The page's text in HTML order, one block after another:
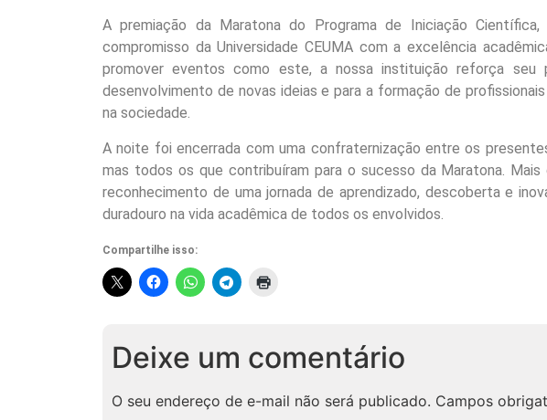
A premiação da Maratona do Programa de Iniciação
compromisso da Universidade CEUMA com a excelência
promover eventos como este, a nossa instituição reforça
desenvolvimento de novas ideias e para a formação de
na sociedade.
A noite foi encerrada com uma confraternização entre os
mas todos os que contribuíram para o sucesso da Maratona.
reconhecimento de uma jornada de aprendizado, descoberta e
duradouro na vida acadêmica de todos os envolvidos.
Compartilhe isso:
Deixe um comentário
O seu endereço de e-mail não será publicado. Campos